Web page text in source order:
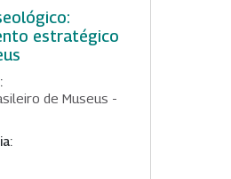
estratégico
de Museus -